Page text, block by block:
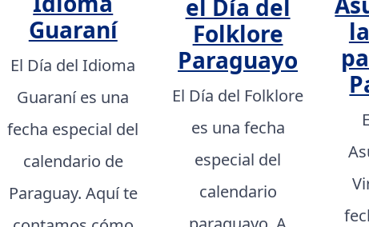
Guaraní
El Día del Idioma
Guaraní es una
fecha especial del
calendario de
Paraguay. Aquí te
el Día del
Folklore
Paraguayo
El Día del Folklore
es una fecha
especial del
calendario